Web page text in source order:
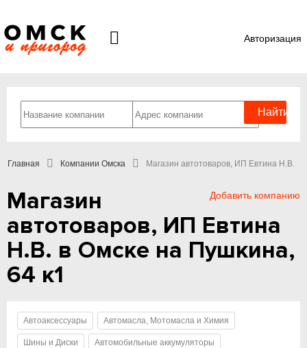
Авторизация
Главная Компании Омска Магазин автотоваров, ИП Евтина Н.В.
Добавить компанию
Магазин
автотоваров, ИП Евтина
Н.В. в Омске на Пушкина,
64 к1
Автоаксессуары Автомасла, Мотомасла и Химия
Шины и Диски Автомобильные аккумуляторы